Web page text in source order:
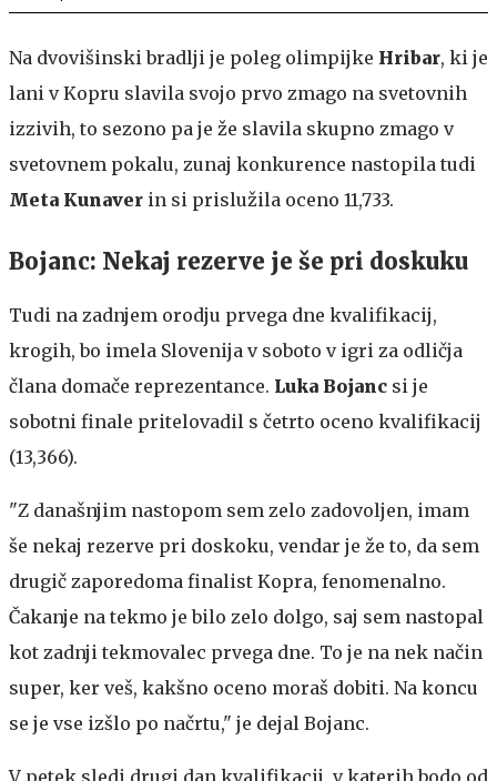
Na dvovišinski bradlji je poleg olimpijke Hribar, ki je
lani v Kopru slavila svojo prvo zmago na svetovnih
izzivih, to sezono pa je že slavila skupno zmago v
svetovnem pokalu, zunaj konkurence nastopila tudi
Meta Kunaver in si prislužila oceno 11,733.
Bojanc: Nekaj rezerve je še pri doskuku
Tudi na zadnjem orodju prvega dne kvalifikacij,
krogih, bo imela Slovenija v soboto v igri za odličja
člana domače reprezentance. Luka Bojanc si je
sobotni finale pritelovadil s četrto oceno kvalifikacij
(13,366).
"Z današnjim nastopom sem zelo zadovoljen, imam
še nekaj rezerve pri doskoku, vendar je že to, da sem
drugič zaporedoma finalist Kopra, fenomenalno.
Čakanje na tekmo je bilo zelo dolgo, saj sem nastopal
kot zadnji tekmovalec prvega dne. To je na nek način
super, ker veš, kakšno oceno moraš dobiti. Na koncu
se je vse izšlo po načrtu," je dejal Bojanc.
V petek sledi drugi dan kvalifikacij, v katerih bodo od